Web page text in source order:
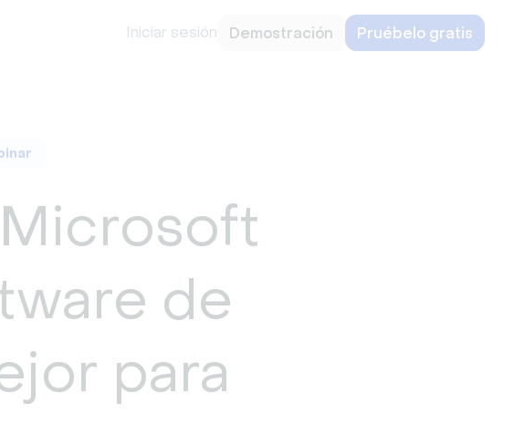
Iniciar sesión Demostración Pruébelo gratis
de
para